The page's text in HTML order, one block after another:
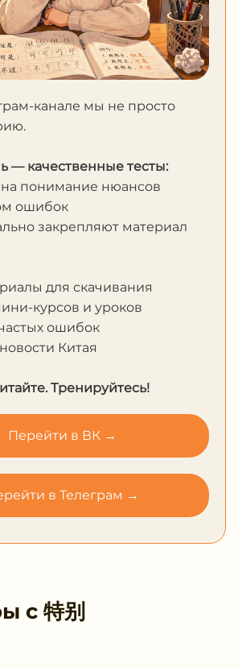
канале мы не просто
— качественные тесты:
понимание нюансов
ошибок
закрепляют материал
для скачивания
курсов и уроков
ошибок
Китая
Тренируйтесь!
Перейти в ВК →
в Телеграм →
с 特别